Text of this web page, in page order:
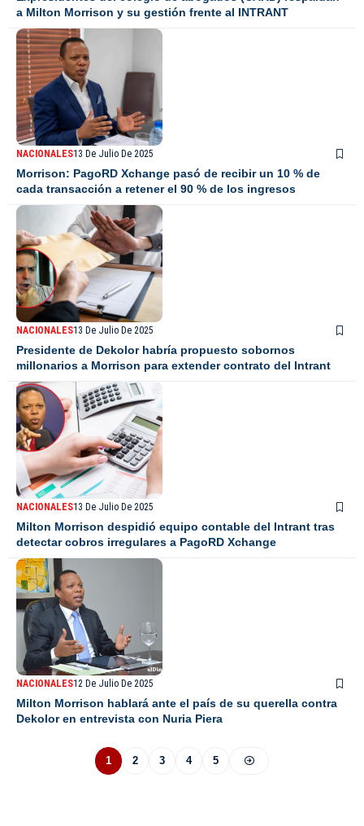
a Milton Morrison y su gestión frente al INTRANT
NACIONALES13 De Julio De 2025
Morrison: PagoRD Xchange pasó de recibir un 10 % de
cada transacción a retener el 90 % de los ingresos
NACIONALES13 De Julio De 2025
Presidente de Dekolor habría propuesto sobornos
millonarios a Morrison para extender contrato del Intrant
NACIONALES13 De Julio De 2025
Milton Morrison despidió equipo contable del Intrant tras
detectar cobros irregulares a PagoRD Xchange
NACIONALES12 De Julio De 2025
Milton Morrison hablará ante el país de su querella contra
Dekolor en entrevista con Nuria Piera
1 2 3 4 5